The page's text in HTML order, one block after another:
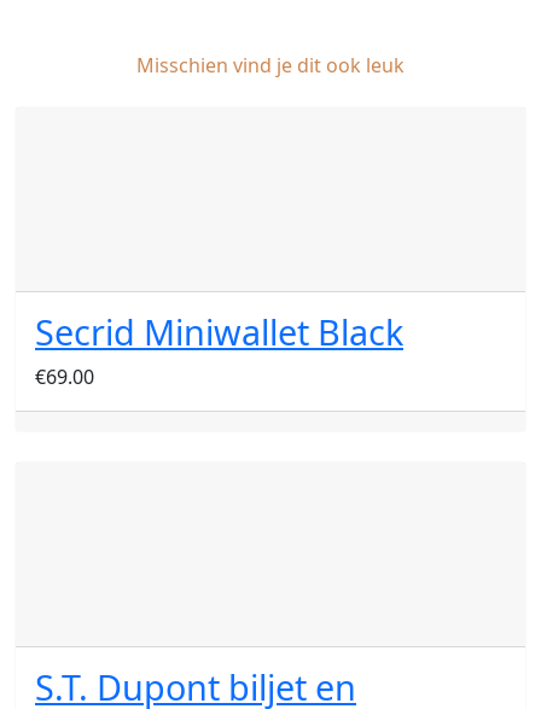
Misschien vind je dit ook leuk
Secrid Miniwallet Black
€69.00
S.T. Dupont biljet en